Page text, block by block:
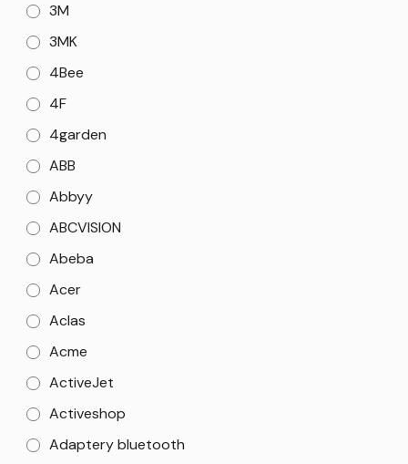
3M
3MK
4Bee
4F
4garden
ABB
Abbyy
ABCVISION
Abeba
Acer
Aclas
Acme
ActiveJet
Activeshop
Adaptery bluetooth